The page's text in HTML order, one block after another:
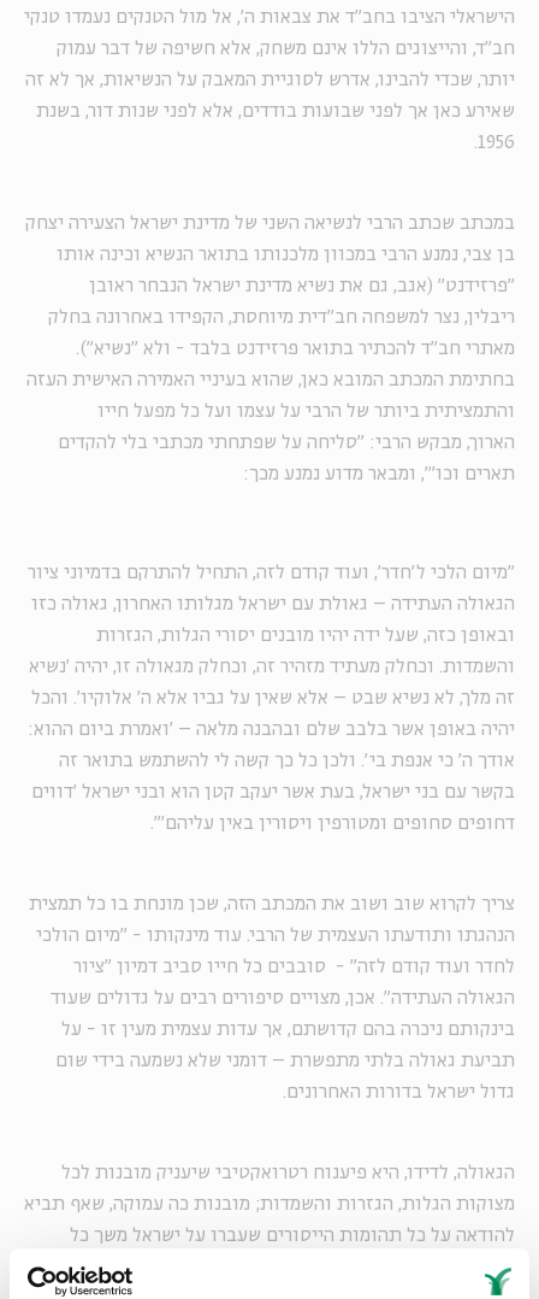
הישראלי הציבו בחב"ד את צבאות ה', אל מול הטנקים נעמדו טנקי
חב"ד, והייצוגים הללו אינם משחק, אלא חשיפה של דבר עמוק
יותר, שכדי להבינו, אדרש לסוגיית המאבק על הנשיאות, אך לא זה
שאירע כאן אך לפני שבועות בודדים, אלא לפני שנות דור, בשנת
1956.
במכתב שכתב הרבי לנשיאה השני של מדינת ישראל הצעירה יצחק
בן צבי, נמנע הרבי במכוון מלכנותו בתואר הנשיא וכינה אותו
"פרזידנט" (אגב, גם את נשיא מדינת ישראל הנבחר ראובן
ריבלין, נצר למשפחה חב"דית מיוחסת, הקפידו באחרונה בחלק
מאתרי חב"ד להכתיר בתואר פרזידנט בלבד - ולא "נשיא").
בחתימת המכתב המובא כאן, שהוא בעיניי האמירה האישית העזה
והתמציתית ביותר של הרבי על עצמו ועל כל מפעל חייו
הארוך, מבקש הרבי: "סליחה על שפתחתי מכתבי בלי להקדים
תארים וכו'", ומבאר מדוע נמנע מכך:
"מיום הלכי ל'חדר', ועוד קודם לזה, התחיל להתרקם בדמיוני ציור
הגאולה העתידה – גאולת עם ישראל מגלותו האחרון, גאולה כזו
ובאופן כזה, שעל ידה יהיו מובנים יסורי הגלות, הגזרות
והשמדות. וכחלק מעתיד מזהיר זה, וכחלק מגאולה זו, יהיה 'נשיא
זה מלך, לא נשיא שבט – אלא שאין על גביו אלא ה' אלוקיו'. והכל
יהיה באופן אשר בלבב שלם ובהבנה מלאה – 'ואמרת ביום ההוא:
אודך ה' כי אנפת בי'. ולכן כל כך קשה לי להשתמש בתואר זה
בקשר עם בני ישראל, בעת אשר יעקב קטן הוא ובני ישראל 'דווים
דחופים סחופים ומטורפין ויסורין באין עליהם'".
צריך לקרוא שוב ושוב את המכתב הזה, שכן מונחת בו כל תמצית
הנהגתו ותודעתו העצמית של הרבי. עוד מינקותו - "מיום הולכי
לחדר ועוד קודם לזה" - סובבים כל חייו סביב דמיון "ציור
הגאולה העתידה". אכן, מצויים סיפורים רבים על גדולים שעוד
בינקותם ניכרה בהם קדושתם, אך עדות עצמית מעין זו - על
תביעת גאולה בלתי מתפשרת – דומני שלא נשמעה בידי שום
גדול ישראל בדורות האחרונים.
הגאולה, לדידו, היא פיענוח רטרואקטיבי שיעניק מובנות לכל
מצוקות הגלות, הגזרות והשמדות; מובנות כה עמוקה, שאף תביא
להודאה על כל תהומות הייסורים שעברו על ישראל משך כל
הדורות. הייסורים הללו היו ידועים לרבי עוד מינקותו. עוד